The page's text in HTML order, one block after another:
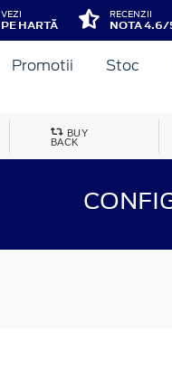
VEZI
PE HARTĂ
RECENZII
NOTA 4.6/
Promotii Stoc
BUY
BACK